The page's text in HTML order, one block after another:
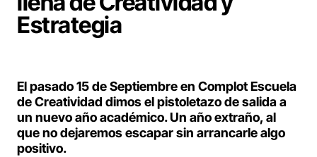
Estrategia
El pasado 15 de Septiembre en Complot Escuela
de Creatividad dimos el pistoletazo de salida a
un nuevo año académico. Un año extraño, al
que no dejaremos escapar sin arrancarle algo
positivo.